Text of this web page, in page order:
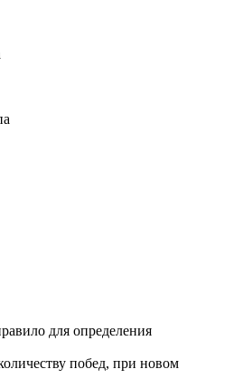
для определения
побед, при новом